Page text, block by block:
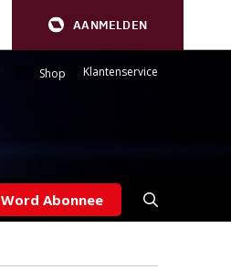
AANMELDEN
Shop Klantenservice
Word Abonnee